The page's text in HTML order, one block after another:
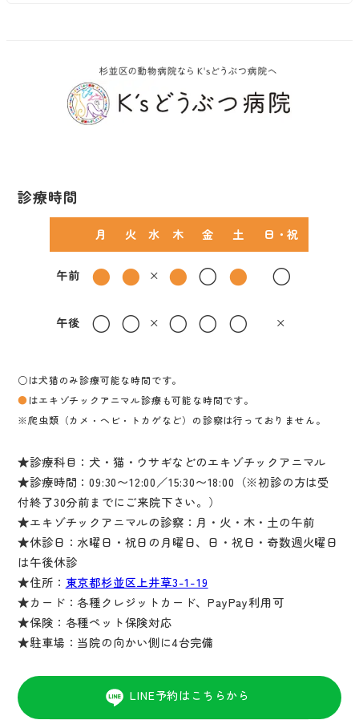
診療時間
月 火 水 木 金 土 日・祝
午前 ● ● × ● ○ ● ○
午後 ○ ○ × ○ ○ ○ ×
○は犬猫のみ診療可能な時間です。
● はエキゾチックアニマル診療も可能な時間です。
※爬虫類（カメ・ヘビ・トカゲなど）の診察は行っておりません。
★診療科目：犬・猫・ウサギなどのエキゾチックアニマル
★診療時間：09:30〜12:00／15:30〜18:00（※初診の方は受
付終了30分前までにご来院下さい。）
★エキゾチックアニマルの診察：月・火・木・土の午前
★休診日：水曜日・祝日の月曜日、日・祝日・奇数週火曜日
は午後休診
★住所： 東京都杉並区上井草3-1-19
★カード：各種クレジットカード、PayPay利用可
★保険：各種ペット保険対応
★駐車場：当院の向かい側に4台完備
LINE予約はこちらから